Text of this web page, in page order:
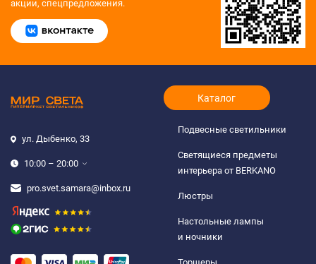
акции, спецпредложения.
ул. Дыбенко, 33
10:00 – 20:00
pro.svet.samara@inbox.ru
Каталог
Подвесные светильники
Светящиеся предметы
интерьера от BERKANO
Люстры
Настольные лампы
и ночники